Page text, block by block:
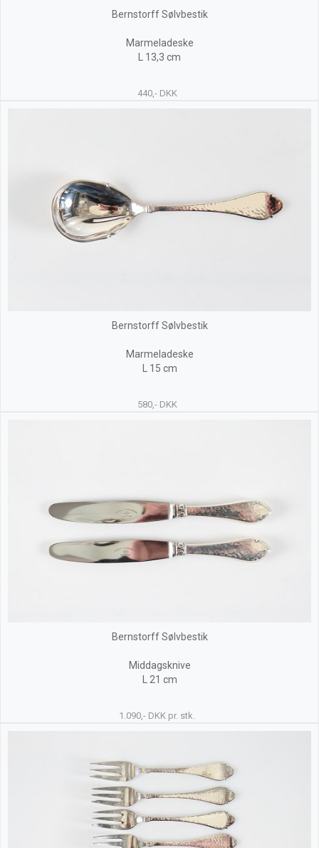
Bernstorff Sølvbestik
Marmeladeske
L 13,3 cm
440,- DKK
Bernstorff Sølvbestik
Marmeladeske
L 15 cm
580,- DKK
Bernstorff Sølvbestik
Middagsknive
L 21 cm
1.090,- DKK pr. stk.